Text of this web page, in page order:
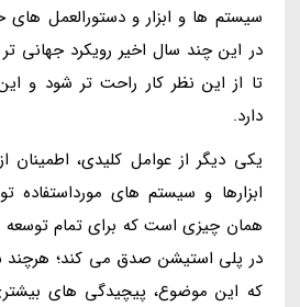
سیستم ها و ابزار و دستورالعمل
در این چند سال اخیر رویکرد جهانی
تا از این نظر کار راحت تر شود و
دارد.
یکی دیگر از عوامل کلیدی،
ابزارها و سیستم های مورداستفاده
همان چیزی است که برای تمام توسعه
در پلی استیشن صدق می کند؛ هرچند
که این موضوع، پیچیدگی های